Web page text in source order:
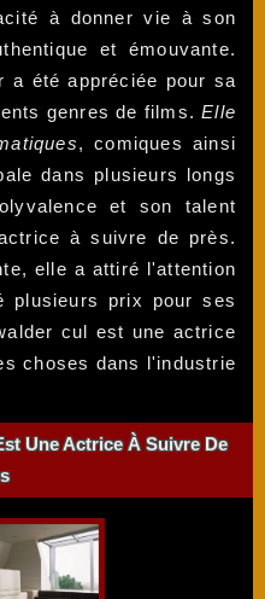
à donner vie à son
et émouvante.
a été appréciée pour sa
genres de films.Elle
, comiques ainsi
dans plusieurs longs
et son talent
à suivre de près.
elle a attiré l'attention
plusieurs prix pour ses
cul est une actrice
choses dans l'industrie
Une Actrice À Suivre De